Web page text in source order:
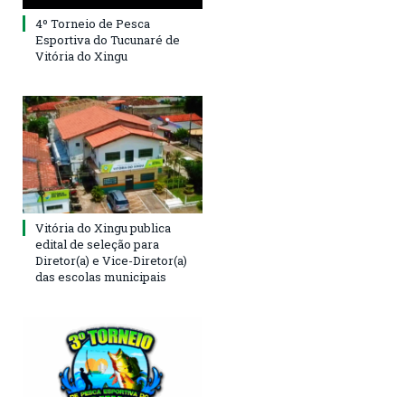
4º Torneio de Pesca
Esportiva do Tucunaré de
Vitória do Xingu
Vitória do Xingu publica
edital de seleção para
Diretor(a) e Vice-Diretor(a)
das escolas municipais